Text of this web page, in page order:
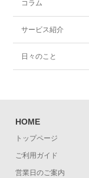
コラム
サービス紹介
日々のこと
HOME
トップページ
ご利用ガイド
営業日のご案内